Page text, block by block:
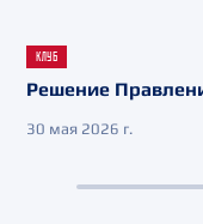
КЛУБ
Решение
30 мая 2026 г.